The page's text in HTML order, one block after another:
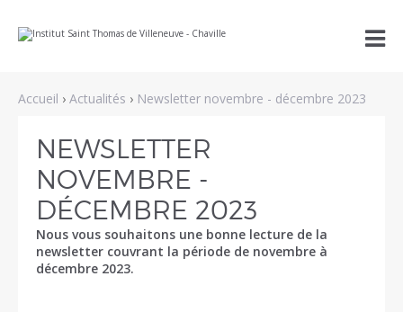
au
la
personnels

Accueil › Actualités › Newsletter novembre - décembre 2023
NEWSLETTER
NOVEMBRE -
DÉCEMBRE 2023
Nous vous souhaitons une bonne lecture de la
newsletter couvrant la période de novembre à
décembre 2023.